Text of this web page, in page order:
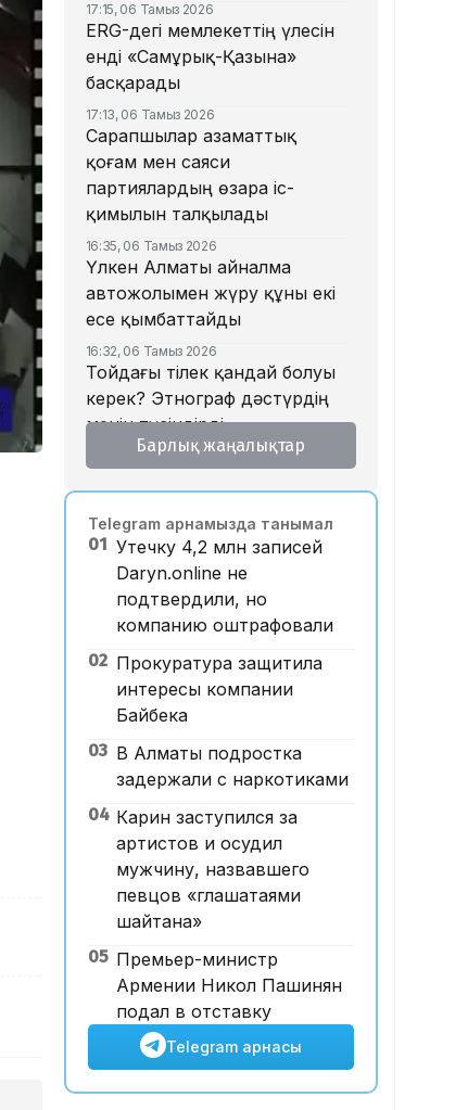
17:15, 06 Тамыз 2026
ERG-дегі мемлекеттің үлесін
енді «Самұрық-Қазына»
басқарады
17:13, 06 Тамыз 2026
Сарапшылар азаматтық
қоғам мен саяси
партиялардың өзара іс-
қимылын талқылады
16:35, 06 Тамыз 2026
Үлкен Алматы айналма
автожолымен жүру құны екі
есе қымбаттайды
16:32, 06 Тамыз 2026
Тойдағы тілек қандай болуы
керек? Этнограф дәстүрдің
мәнін түсіндірді
16:26, 06 Тамыз 2026
қатысты жауап берді
14:52, 06 Тамыз 2026
Қазақстанда 2 млн теңге
жалақы қай саланың
мамандарына ұсынылады?
14:05, 06 Тамыз 2026
Астанада жолаушы мінген
ұшқышсыз әуе таксиі алғаш
рет көкке көтерілді
12:33, 06 Тамыз 2026
Отбасы банк ипотека
бойынша ескі үйлерге
қойылатын талаптарды
жеңілдетті
Барлық жаңалықтар
Telegram арнамызда танымал
01 Утечку 4,2 млн записей
Daryn.online не
подтвердили, но
компанию оштрафовали
02 Прокуратура защитила
интересы компании
Байбека
03 В Алматы подростка
задержали с наркотиками
04 Карин заступился за
артистов и осудил
мужчину, назвавшего
певцов «глашатаями
шайтана»
05 Премьер-министр
Армении Никол Пашинян
подал в отставку
Telegram арнасы